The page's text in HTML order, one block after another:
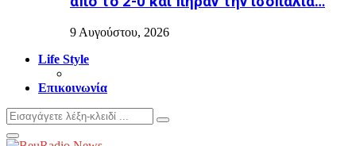
9 Αυγούστου, 2026
Life Style
Επικοινωνία
Search
for:
Search
Primary